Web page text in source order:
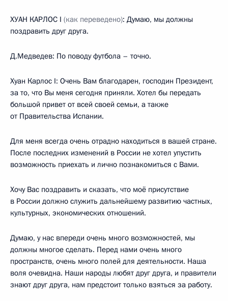
ХУАН КАРЛОС I (как переведено): Думаю, мы должны
поздравить друг друга.
Д.Медведев: По поводу футбола – точно.
Хуан Карлос I: Очень Вам благодарен, господин Президент,
за то, что Вы меня сегодня приняли. Хотел бы передать
большой привет от всей своей семьи, а также
от Правительства Испании.
Для меня всегда очень отрадно находиться в вашей стране.
После последних изменений в России не хотел упустить
возможность приехать и лично познакомиться с Вами.
Хочу Вас поздравить и сказать, что моё присутствие
в России должно служить дальнейшему развитию частных,
культурных, экономических отношений.
Думаю, у нас впереди очень много возможностей, мы
должны многое сделать. Перед нами очень много
пространств, очень много полей для деятельности. Наша
воля очевидна. Наши народы любят друг друга, и правители
знают друг друга, нам предстоит только взяться за работу.